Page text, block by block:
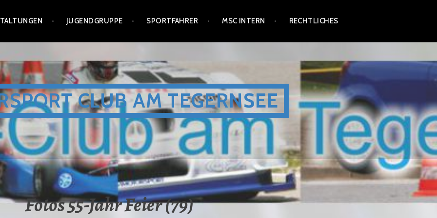
JUGENDGRUPPE SPORTFAHRER MSC INTERN RECHTLICHES
CLUB AM TEGERNSEE
Fotos 55-Jahr Feier (79)